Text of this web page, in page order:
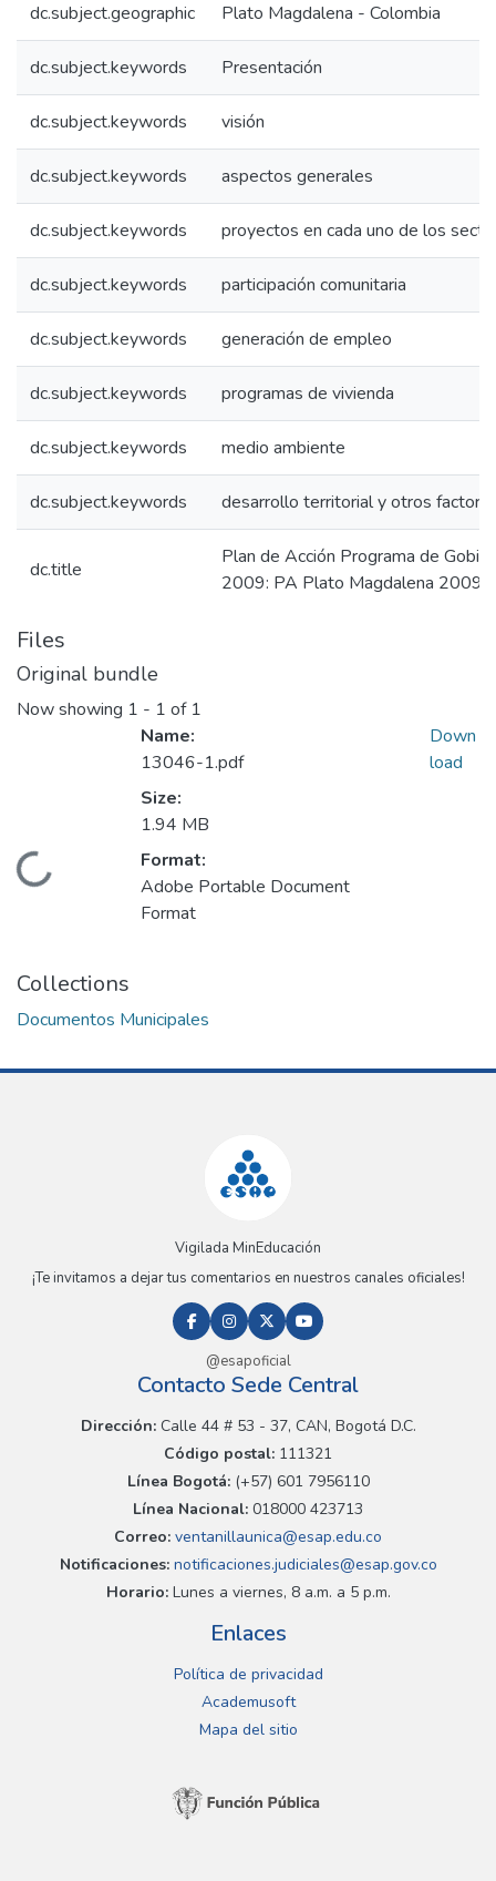
dc.subject.geographic Plato Magdalena - Colombia
dc.subject.keywords Presentación
dc.subject.keywords visión
dc.subject.keywords aspectos generales
dc.subject.keywords proyectos en cada uno de los
dc.subject.keywords participación comunitaria
dc.subject.keywords generación de empleo
dc.subject.keywords programas de vivienda
dc.subject.keywords medio ambiente
dc.subject.keywords desarrollo territorial y otros
dc.title
Plan de Acción Programa de
2009: PA Plato Magdalena 2009
Files
Original bundle
Now showing 1 - 1 of 1
Loading...
Name:
13046-1.pdf
Size:
1.94 MB
Format:
Adobe Portable Document
Format
Down
load
Collections
Documentos Municipales
Vigilada MinEducación
¡Te invitamos a dejar tus comentarios en nuestros canales oficiales!
@esapoficial
Contacto Sede Central
Dirección:Calle 44 # 53 - 37, CAN, Bogotá D.C.
Código postal: 111321
Línea Bogotá:(+57) 601 7956110
Línea Nacional: 018000 423713
Correo: ventanillaunica@esap.edu.co
Notificaciones:notificaciones.judiciales@esap.gov.co
Horario:Lunes a viernes, 8 a.m. a 5 p.m.
Enlaces
Política de privacidad
Academusoft
Mapa del sitio